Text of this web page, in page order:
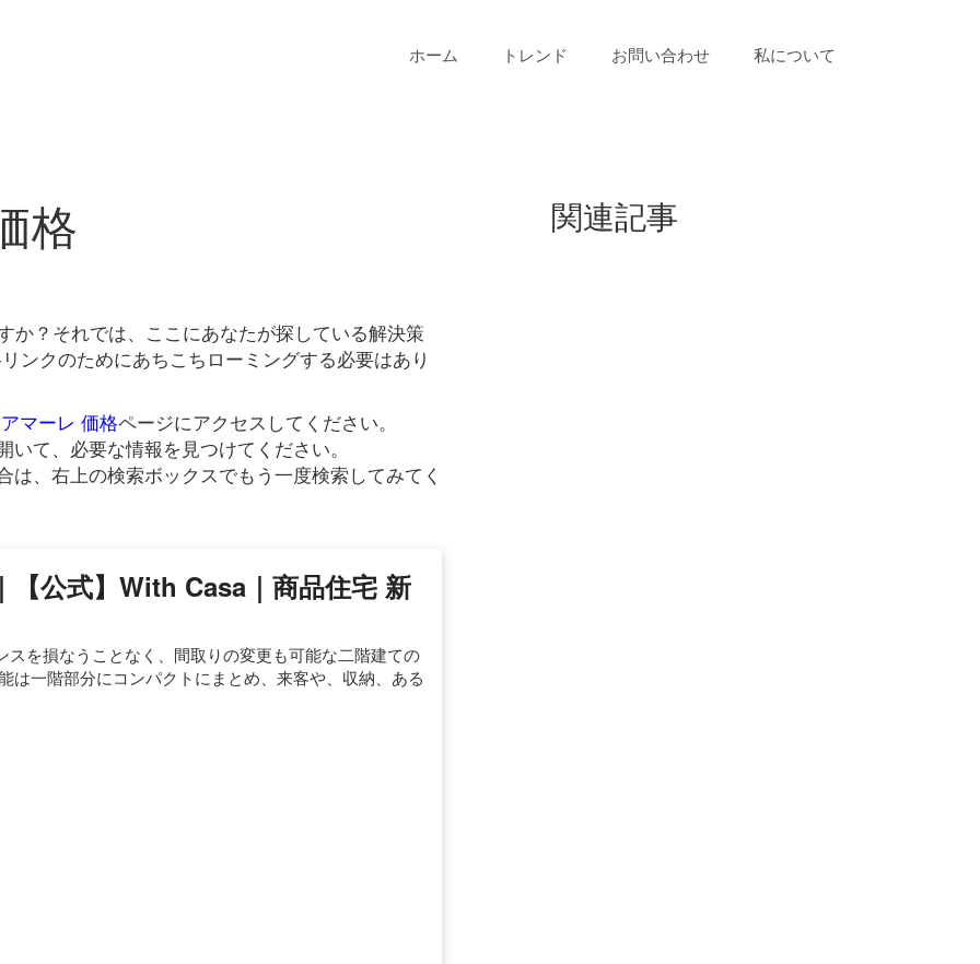
ホーム トレンド お問い合わせ 私について
格
か？それでは、ここにあなたが探している解決策
ンクのためにあちこちローミングする必要はあり
マーレ 価格ページにアクセスしてください。
て、必要な情報を見つけてください。
は、右上の検索ボックスでもう一度検索してみてく
公式】with Casa｜商品住宅 新
を損なうことなく、間取りの変更も可能な二階建ての
は一階部分にコンパクトにまとめ、来客や、収納、ある
関連記事